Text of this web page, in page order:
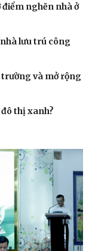
điểm nghẽn nhà ở
lưu trú công
trường và mở rộng
thị xanh?